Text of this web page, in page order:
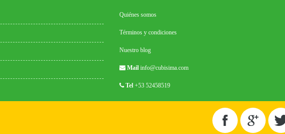
Quiénes somos
Términos y condiciones
Nuestro blog
Mail info@cubisima.com
Tel +53 52458519